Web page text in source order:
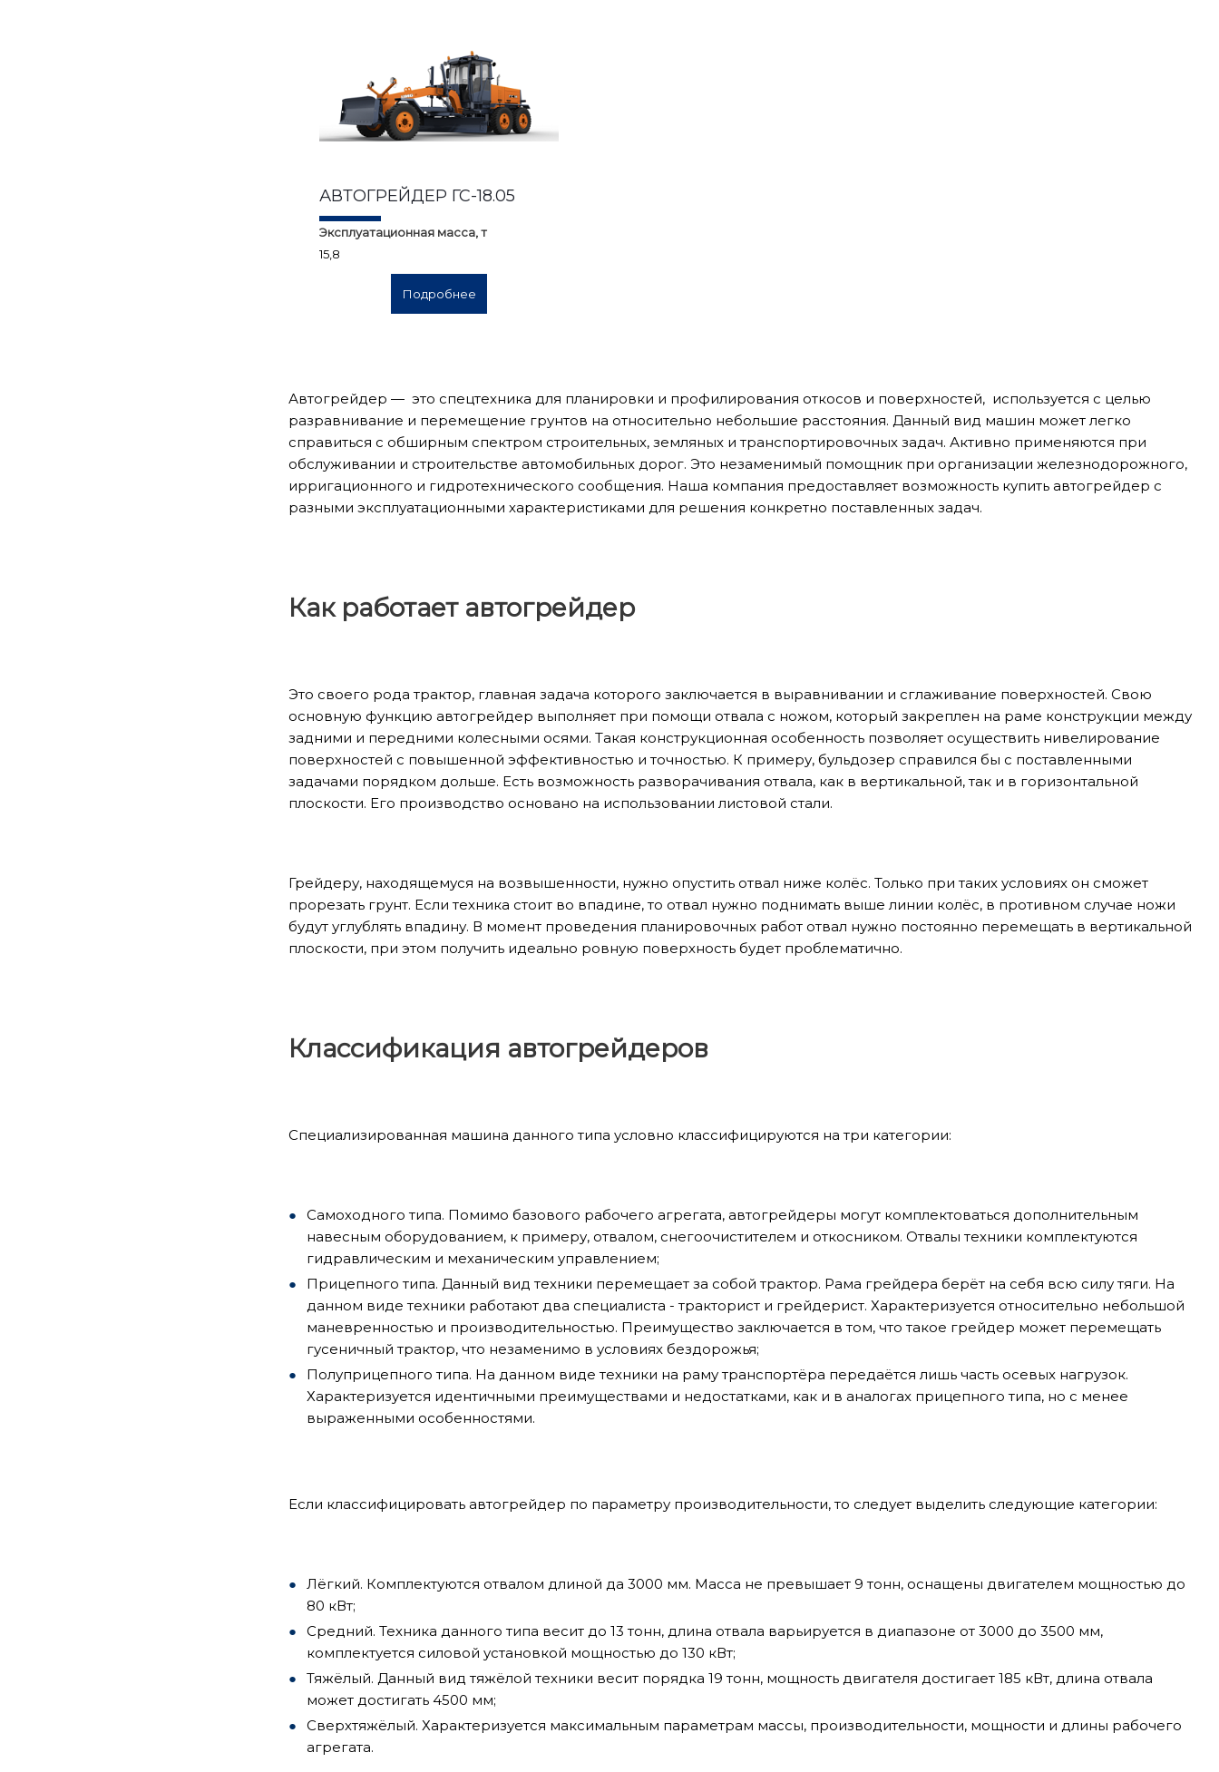
АВТОГРЕЙДЕР ГС-18.05
Эксплуатационная масса, т
15,8
Подробнее
Автогрейдер — это спецтехника для планировки и профилирования откосов и поверхностей, используется с целью
разравнивание и перемещение грунтов на относительно небольшие расстояния. Данный вид машин может легко
справиться с обширным спектром строительных, земляных и транспортировочных задач. Активно применяются при
обслуживании и строительстве автомобильных дорог. Это незаменимый помощник при организации железнодорожного,
ирригационного и гидротехнического сообщения. Наша компания предоставляет возможность купить автогрейдер с
разными эксплуатационными характеристиками для решения конкретно поставленных задач.
Как работает автогрейдер
Это своего рода трактор, главная задача которого заключается в выравнивании и сглаживание поверхностей. Свою
основную функцию автогрейдер выполняет при помощи отвала с ножом, который закреплен на раме конструкции между
задними и передними колесными осями. Такая конструкционная особенность позволяет осуществить нивелирование
поверхностей с повышенной эффективностью и точностью. К примеру, бульдозер справился бы с поставленными
задачами порядком дольше. Есть возможность разворачивания отвала, как в вертикальной, так и в горизонтальной
плоскости. Его производство основано на использовании листовой стали.
Грейдеру, находящемуся на возвышенности, нужно опустить отвал ниже колёс. Только при таких условиях он сможет
прорезать грунт. Если техника стоит во впадине, то отвал нужно поднимать выше линии колёс, в противном случае ножи
будут углублять впадину. В момент проведения планировочных работ отвал нужно постоянно перемещать в вертикальной
плоскости, при этом получить идеально ровную поверхность будет проблематично.
Классификация автогрейдеров
Специализированная машина данного типа условно классифицируются на три категории:
Самоходного типа. Помимо базового рабочего агрегата, автогрейдеры могут комплектоваться дополнительным
навесным оборудованием, к примеру, отвалом, снегоочистителем и откосником. Отвалы техники комплектуются
гидравлическим и механическим управлением;
Прицепного типа. Данный вид техники перемещает за собой трактор. Рама грейдера берёт на себя всю силу тяги. На
данном виде техники работают два специалиста - тракторист и грейдерист. Характеризуется относительно небольшой
маневренностью и производительностью. Преимущество заключается в том, что такое грейдер может перемещать
гусеничный трактор, что незаменимо в условиях бездорожья;
Полуприцепного типа. На данном виде техники на раму транспортёра передаётся лишь часть осевых нагрузок.
Характеризуется идентичными преимуществами и недостатками, как и в аналогах прицепного типа, но с менее
выраженными особенностями.
Если классифицировать автогрейдер по параметру производительности, то следует выделить следующие категории:
Лёгкий. Комплектуются отвалом длиной да 3000 мм. Масса не превышает 9 тонн, оснащены двигателем мощностью до
80 кВт;
Средний. Техника данного типа весит до 13 тонн, длина отвала варьируется в диапазоне от 3000 до 3500 мм,
комплектуется силовой установкой мощностью до 130 кВт;
Тяжёлый. Данный вид тяжёлой техники весит порядка 19 тонн, мощность двигателя достигает 185 кВт, длина отвала
может достигать 4500 мм;
Сверхтяжёлый. Характеризуется максимальным параметрам массы, производительности, мощности и длины рабочего
агрегата.